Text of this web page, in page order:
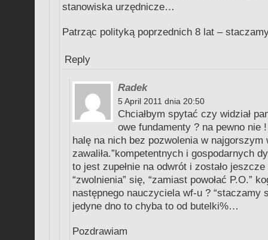
stanowiska urzędnicze…
Patrząc polityką poprzednich 8 lat –
Reply
Radek
5 April 2011 dnia 20:50
Chciałbym spytać czy widział
owe fundamenty ? na pewno nie
halę na nich bez pozwolenia w najgorszym
zawaliła.”kompetentnych i gospodarnych
to jest zupełnie na odwrót i zostało
“zwolnienia” się, “zamiast powołać P.O.”
następnego nauczyciela wf-u ? “staczamy
jedyne dno to chyba to od butelki%…
Pozdrawiam